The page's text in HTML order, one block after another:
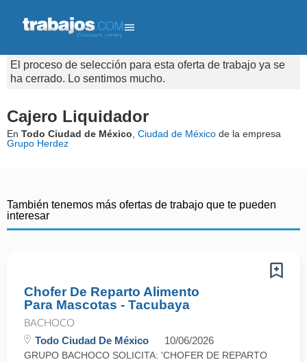
El proceso de selección para esta oferta de trabajo ya se
ha cerrado. Lo sentimos mucho.
Cajero Liquidador
En Todo Ciudad de México Ciudad de México de la empresa
Grupo Herdez
También tenemos más ofertas de trabajo que te pueden
interesar
Chofer De Reparto Alimento
Para Mascotas - Tacubaya
BACHOCO
Todo Ciudad De México 10/06/2026
GRUPO BACHOCO SOLICITA: 'CHOFER DE REPARTO